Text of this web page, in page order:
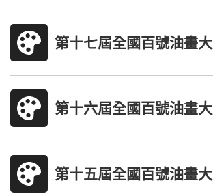
第十七屆全國百號油畫
第十六屆全國百號油畫
第十五屆全國百號油畫